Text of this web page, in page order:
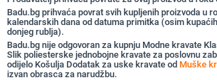
Badu.bg prihvaća povrat svih kupljenih proizvoda u
kalendarskih dana od datuma primitka (osim
donjeg rublja).
Badu.bg nije odgovoran za kupnju Modne kravate
Slik poliesterske jednobojne kravate za poslovnu
odijelo Košulja Dodatak za uske kravate od Muške
izvan obrasca za narudžbu.